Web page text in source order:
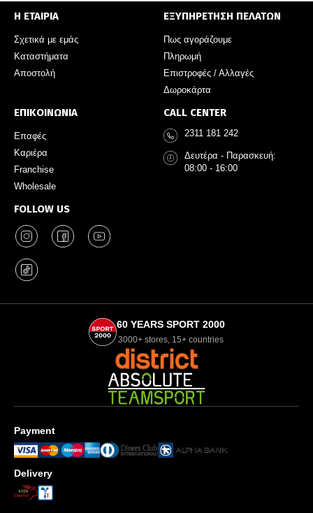
Η ΕΤΑΙΡΙΑ
Σχετικά με εμάς
Καταστήματα
Αποστολή
ΕΞΥΠΗΡΕΤΗΣΗ ΠΕΛΑΤΩΝ
Πως αγοράζουμε
Πληρωμή
Επιστροφές / Αλλαγές
Δωροκάρτα
ΕΠΙΚΟΙΝΩΝΙΑ
Επαφές
Καριέρα
Franchise
Wholesale
FOLLOW US
CALL CENTER
2311 181 242
Δευτέρα - Παρασκευή:
08:00 - 16:00
60 YEARS SPORT 2000
3000+ stores, 15+ countries
Payment
Delivery